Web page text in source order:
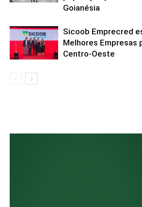
Goianésia
Sicoob Emprecred
Melhores Empresas
Centro-Oeste